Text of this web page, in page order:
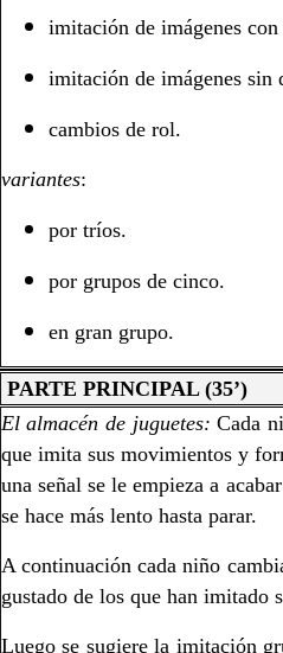
imitación de imágenes
imitación de imágenes sin
cambios de rol.
variantes:
por tríos.
por grupos de cinco.
en gran grupo.
PARTE PRINCIPAL (35’)
El almacén de juguetes:Cada
que imita sus movimientos y
una señal se le empieza a
se hace más lento hasta parar.
A continuación cada niño
gustado de los que han imitado
Luego se sugiere la imitación